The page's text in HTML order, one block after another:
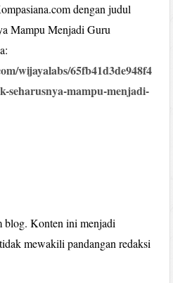
dengan judul
Mampu Menjadi Guru
wijayalabs/65fb41d3de948f4
seharusnya-mampu-menjadi-
blog. Konten ini menjadi
mewakili pandangan redaksi